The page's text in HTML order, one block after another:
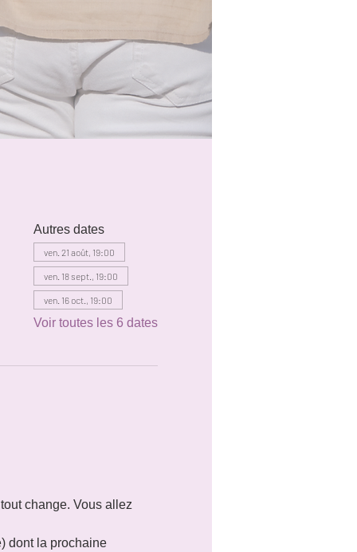
Autres dates
ven. 21 août, 19:00
ven. 18 sept., 19:00
ven. 16 oct., 19:00
Voir toutes les 6 dates
change. Vous allez
dont la prochaine